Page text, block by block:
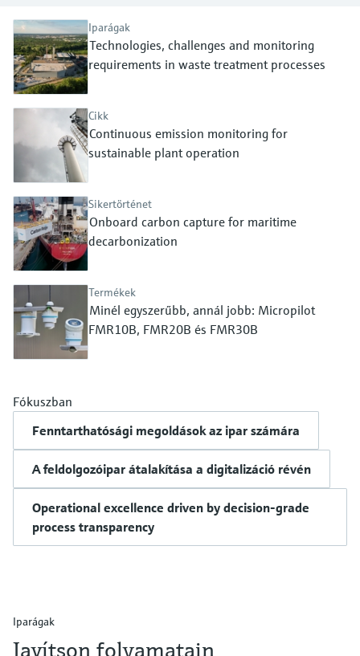
Device Viewer
Find product-specific information and
documentation
Pótalkatrészek keresése
Pótalkatrészek keresése termékcsalád,
rendelési kód vagy sorozatszám alapján
Összes megtekintése
Memosens technology
Összes megtekintése
transparencyIparágak
Technologies, challenges and monitoring
requirements in waste treatment processes
Cikk
Continuous emission monitoring for
sustainable plant operation
Sikertörténet
Onboard carbon capture for maritime
decarbonization
Termékek
Minél egyszerűbb, annál jobb: Micropilot
FMR10B, FMR20B és FMR30B
Fókuszban
Fenntarthatósági megoldások az ipar számára
A feldolgozóipar átalakítása a digitalizáció révén
Operational excellence driven by decision-grade
process transparency
Iparágak
Javítson folyamatain